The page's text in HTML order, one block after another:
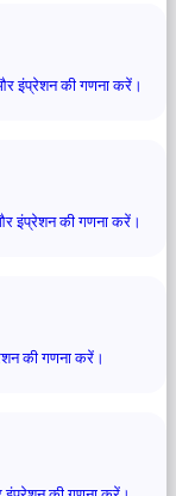
और इंप्रेशन की गणना करें।
इंप्रेशन की गणना करें।
की गणना करें।